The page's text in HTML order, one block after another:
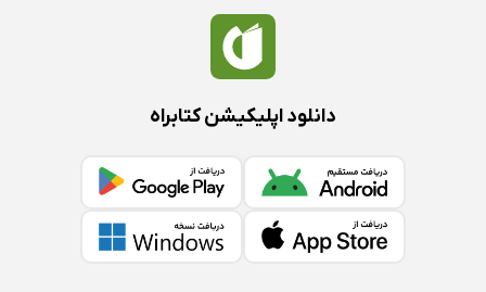
دانلود اپلیکیشن کتابراه